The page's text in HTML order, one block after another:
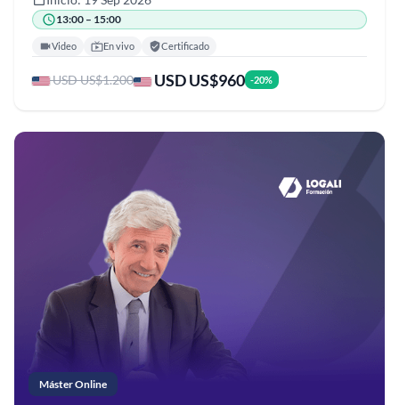
13:00 – 15:00
Video En vivo Certificado
USD US$1.200 USD US$960 -20%
Máster Online